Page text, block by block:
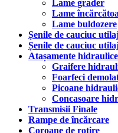
Lame grader
Lame
Lame buldozere
Șenile de cauciuc
Șenile de cauciuc
Atașamente hidraulice
Graifere
Foarfeci
Picoane
Concasoare
Transmisii Finale
Rampe de încărcare
Coroane de rotire